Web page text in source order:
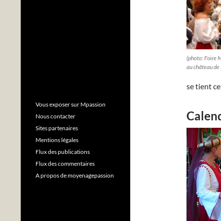
(photo: Foire
au château
se tient
Vous exposer sur Mpassion
Nous contacter
Sites partenaires
Mentions légales
Flux des publications
Flux des commentaires
A propos de moyenagepassion